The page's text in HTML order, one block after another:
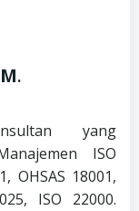
.
yang
ISO
OHSAS 18001,
ISO 22000.